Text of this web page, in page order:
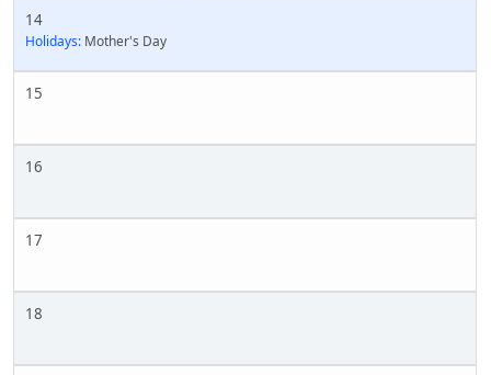
14
Holidays: Mother's Day
15
16
17
18